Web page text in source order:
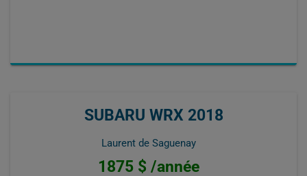
SUBARU WRX 2018
Laurent de Saguenay
1875 $ /année